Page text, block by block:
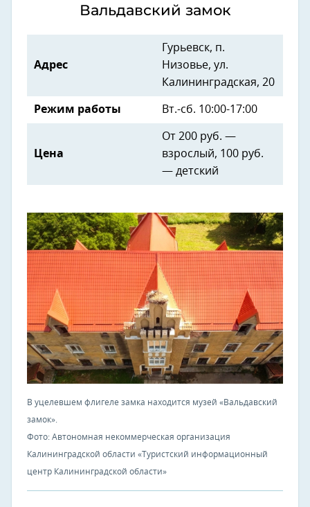
Вальдавский замок
Адрес
Гурьевск, п.
Низовье, ул.
Калининградская, 20
Режим работы Вт.-сб. 10:00-17:00
Цена
От 200 руб. —
взрослый, 100 руб.
— детский
В уцелевшем флигеле замка находится музей «Вальдавский
замок».
Фото: Автономная некоммерческая организация
Калининградской области «Туристский информационный
центр Калининградской области»